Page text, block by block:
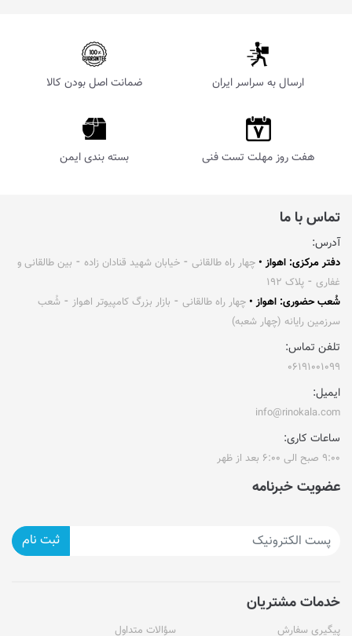
ارسال به سراسر ایران ضمانت اصل بودن کالا
هفت روز مهلت تست فنی بسته بندی ایمن
تماس با ما
آدرس:
دفتر مرکزی: اهواز • چهار راه طالقانی ⁃ خیابان شهید قنادان زاده ⁃ بین طالقانی و
غفاری ⁃ پلاک ۱۹۲
شُعب حضوری: اهواز • چهار راه طالقانی ⁃ بازار بزرگ کامپیوتر اهواز ⁃ شُعب
سرزمین رایانه (چهار شعبه)
تلفن تماس:
۰۶۱۹۱۰۰۱۰۹۹
ایمیل:
info@rinokala.com
ساعات کاری:
۹:۰۰ صبح الی ۶:۰۰ بعد از ظهر
عضویت خبرنامه
ثبت نام
خدمات مشتریان
پیگیری سفارش سؤالات متداول